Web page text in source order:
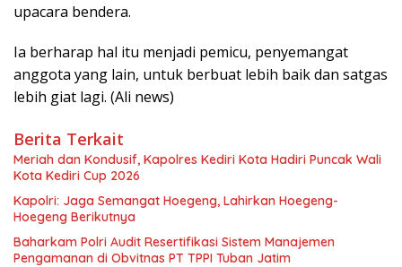
upacara bendera.
Ia berharap hal itu menjadi pemicu, penyemangat
anggota yang lain, untuk berbuat lebih baik dan satgas
lebih giat lagi. (Ali news)
Berita Terkait
Meriah dan Kondusif, Kapolres Kediri Kota Hadiri Puncak Wali
Kota Kediri Cup 2026
Kapolri: Jaga Semangat Hoegeng, Lahirkan Hoegeng-
Hoegeng Berikutnya
Baharkam Polri Audit Resertifikasi Sistem Manajemen
Pengamanan di Obvitnas PT TPPI Tuban Jatim